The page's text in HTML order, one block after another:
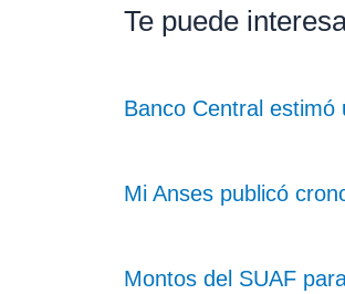
Te puede
Banco Central
Mi Anses publicó
Montos del SUAF